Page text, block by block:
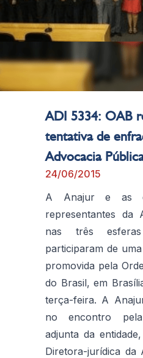
ADI 5334: OAB
tentativa de
Advocacia
24/06/2015
A Anajur e as
representantes da
nas três
participaram de
promovida pela
do Brasil, em
terça-feira. A
no encontro pela
adjunta da
Diretora-jurídica da